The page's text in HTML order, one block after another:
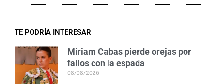
TE PODRÍA INTERESAR
Miriam Cabas pierde orejas por
fallos con la espada
08/08/2026